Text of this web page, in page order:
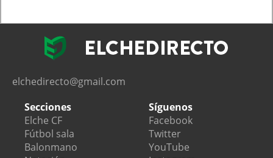
elchedirecto@gmail.com
Secciones
Elche CF
Fútbol sala
Balonmano
Síguenos
Facebook
Twitter
YouTube